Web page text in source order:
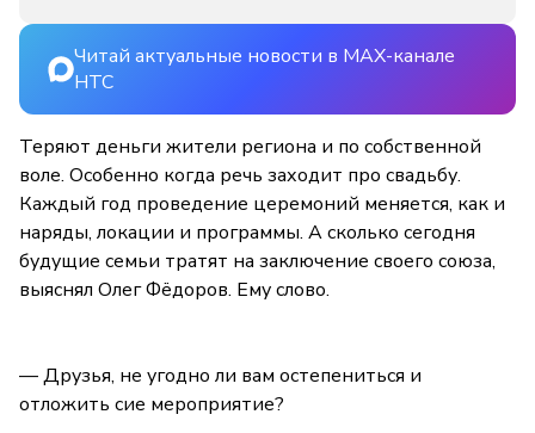
Читай актуальные новости в MAX-канале
НТС
Теряют деньги жители региона и по собственной
воле. Особенно когда речь заходит про свадьбу.
Каждый год проведение церемоний меняется, как и
наряды, локации и программы. А сколько сегодня
будущие семьи тратят на заключение своего союза,
выяснял Олег Фёдоров. Ему слово.
— Друзья, не угодно ли вам остепениться и
отложить сие мероприятие?